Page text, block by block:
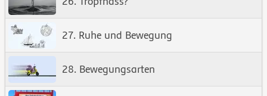
27. Ruhe und Bewegung
28. Bewegungsarten